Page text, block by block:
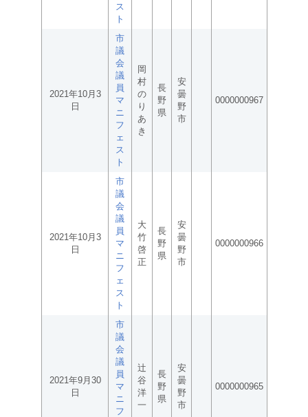
ス
ト
2021年10月3
日
市
議
会
議
員
マ
ニ
フ
ェ
ス
ト
岡
村
の
り
あ
き
長
野
県
安
曇
野
市
0000000967
2021年10月3
日
市
議
会
議
員
マ
ニ
フ
ェ
ス
ト
大
竹
啓
正
長
野
県
安
曇
野
市
0000000966
2021年9月30
日
市
議
会
議
員
マ
ニ
フ
辻
谷
洋
一
長
野
県
安
曇
野
市
0000000965